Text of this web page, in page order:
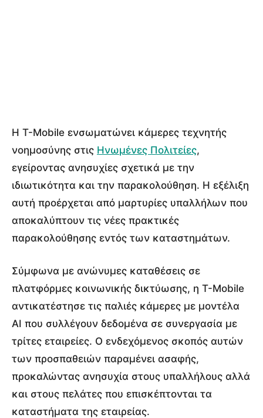
Η T-Mobile ενσωματώνει κάμερες τεχνητής
νοημοσύνης στις Ηνωμένες Πολιτείες,
εγείροντας ανησυχίες σχετικά με την
ιδιωτικότητα και την παρακολούθηση. Η εξέλιξη
αυτή προέρχεται από μαρτυρίες υπαλλήλων που
αποκαλύπτουν τις νέες πρακτικές
παρακολούθησης εντός των καταστημάτων.
Σύμφωνα με ανώνυμες καταθέσεις σε
πλατφόρμες κοινωνικής δικτύωσης, η T-Mobile
αντικατέστησε τις παλιές κάμερες με μοντέλα
AI που συλλέγουν δεδομένα σε συνεργασία με
τρίτες εταιρείες. Ο ενδεχόμενος σκοπός αυτών
των προσπαθειών παραμένει ασαφής,
προκαλώντας ανησυχία στους υπαλλήλους αλλά
και στους πελάτες που επισκέπτονται τα
καταστήματα της εταιρείας.